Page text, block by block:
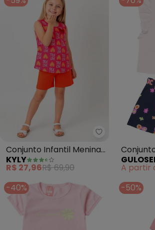
Kyly -
Conjunto Infantil Menina
Coração (Rosa)
KYLY
R$ 27,96R$ 69,90
em
A partir
-40%
-50%